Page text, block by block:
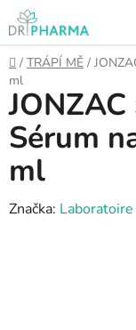
Přejít
na
obsah
Domů
/ TRÁPÍ MĚ /
ml
Sérum
ml
Značka: